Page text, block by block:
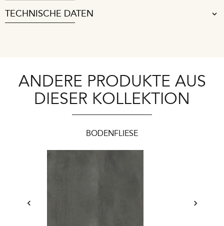
TECHNISCHE DATEN
ANDERE PRODUKTE AUS
DIESER KOLLEKTION
BODENFLIESE